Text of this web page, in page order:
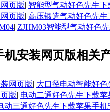
页版| 智能型气动好色先生
页版| 高压锻造气动好色先
| ZJHM03智能型气动好色
机安装网页版相关
网页版| 大口径电动智能好
版| 电动二通好色先生下载苹
动三通好色先生下载苹果手机